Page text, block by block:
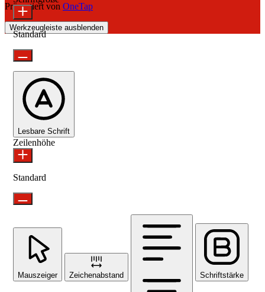
Präsentiert von OneTap
Werkzeugleiste ausblenden
Standard
Lesbare Schrift
Zeilenhöhe
Standard
Mauszeiger Zeichenabstand Schriftstärke